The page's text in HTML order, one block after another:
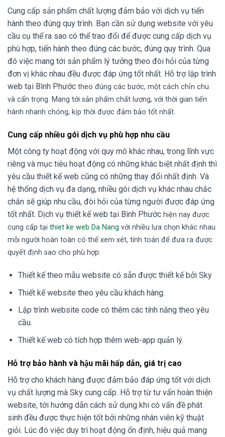
Cung cấp sản phẩm chất lượng đảm bảo với dịch vụ tiến
hành theo đúng quy trình. Bạn cần sử dụng website với yêu
cầu cụ thể ra sao có thể trao đổi để được cung cấp dịch vụ
phù hợp, tiến hành theo đúng các bước, đúng quy trình. Qua
đó việc mang tới sản phẩm lý tưởng theo đòi hỏi của từng
đơn vị khác nhau đều được đáp ứng tốt nhất. Hỗ trợ lập trình
web tại Bình Phước theo đúng các bước, một cách chỉn chu
và cẩn trọng. Mang tới sản phẩm chất lượng, với thời gian tiến
hành nhanh chóng, kịp thời được đảm bảo tốt nhất.
Cung cấp nhiều gói dịch vụ phù hợp nhu cầu
Một công ty hoạt động với quy mô khác nhau, trong lĩnh vực
riêng và mục tiêu hoạt động có những khác biệt nhất định thì
yêu cầu thiết kế web cũng có những thay đổi nhất định. Và
hệ thống dịch vụ đa dạng, nhiều gói dịch vụ khác nhau chắc
chắn sẽ giúp nhu cầu, đòi hỏi của từng người được đáp ứng
tốt nhất. Dịch vụ thiết kế web tại Bình Phước hiện nay được
cung cấp tại thiet ke web Da Nang với nhiều lựa chọn khác nhau
mỗi người hoàn toàn có thể xem xét, tính toán để đưa ra được
quyết định sao cho phù hợp:
Thiết kế theo mẫu website có sẵn được thiết kế bởi Sky
Thiết kế website theo yêu cầu khách hàng.
Lập trình website code có thêm các tính năng theo yêu
cầu.
Thiết kế web có tích hợp thêm web-app quản lý.
Hỗ trợ bảo hành và hậu mãi hấp dẫn, giá trị cao
Hỗ trợ cho khách hàng được đảm bảo đáp ứng tốt với dịch
vụ chất lượng mà Sky cung cấp. Hỗ trợ từ tư vấn hoàn thiện
website, tới hướng dẫn cách sử dụng khi có vấn đề phát
sinh đều được thực hiện tốt bởi những nhân viên kỹ thuật
giỏi. Lúc đó việc duy trì hoạt động ổn định, hiệu quả mang